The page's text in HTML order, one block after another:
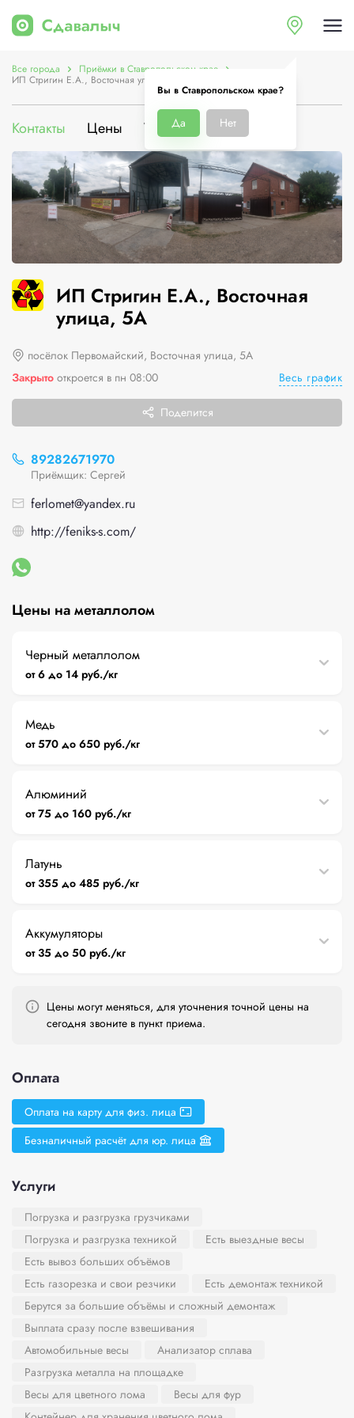
Вы в Ставропольском крае?
Да Нет
Все города Приёмки в Ставропольском крае
ИП Стригин Е.А., Восточная улица, 5А
Контакты Цены Услуги О компании
ИП Стригин Е.А., Восточная
улица, 5А
посёлок Первомайский, Восточная улица, 5А
Закрыто откроется в пн 08:00 Весь график
Поделится
89282671970
Приёмщик: Сергей
ferlomet@yandex.ru
http://feniks-s.com/
Цены на металлолом
Черный металлолом
от 6 до 14 руб./кг
Медь
от 570 до 650 руб./кг
Алюминий
от 75 до 160 руб./кг
Латунь
от 355 до 485 руб./кг
Аккумуляторы
от 35 до 50 руб./кг
Цены могут меняться, для уточнения точной цены на
сегодня звоните в пункт приема.
Оплата
Оплата на карту для физ. лица
Безналичный расчёт для юр. лица
Услуги
Погрузка и разгрузка грузчиками
Погрузка и разгрузка техникой
Есть выездные весы
Есть вывоз больших объёмов
Есть газорезка и свои резчики
Есть демонтаж техникой
Берутся за большие объёмы и сложный демонтаж
Выплата сразу после взвешивания
Автомобильные весы
Анализатор сплава
Разгрузка металла на площадке
Весы для цветного лома
Весы для фур